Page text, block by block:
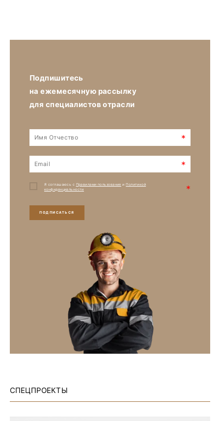
Подпишитесь
на ежемесячную рассылку
для специалистов отрасли
*
*
Я соглашаюсь с Правилами пользования иПолитикой
конфиденциальности
*
ПОДПИСАТЬСЯ
СПЕЦПРОЕКТЫ